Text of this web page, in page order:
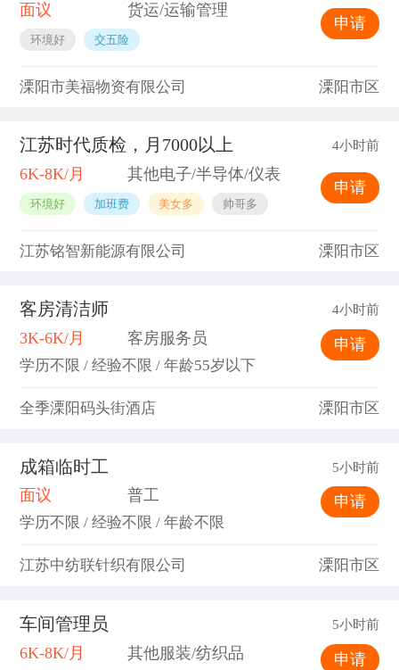
面议 货运/运输管理
环境好 交五险
申请
溧阳市美福物资有限公司 溧阳市区
江苏时代质检，月7000以上 4小时前
6K-8K/月 其他电子/半导体/仪表
环境好 加班费 美女多 帅哥多
申请
江苏铭智新能源有限公司 溧阳市区
客房清洁师 4小时前
3K-6K/月 客房服务员
学历不限 / 经验不限 / 年龄55岁以下
申请
全季溧阳码头街酒店 溧阳市区
成箱临时工 5小时前
面议 普工
学历不限 / 经验不限 / 年龄不限
申请
江苏中纺联针织有限公司 溧阳市区
车间管理员 5小时前
6K-8K/月 其他服装/纺织品 申请